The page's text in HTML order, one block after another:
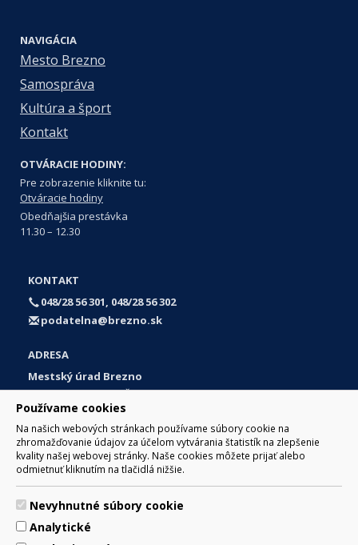
Používame cookies
Na našich webových stránkach používame súbory cookie na
zhromažďovanie údajov za účelom vytvárania štatistík na zlepšenie
kvality našej webovej stránky. Naše cookies môžete prijať alebo
odmietnuť kliknutím na tlačidlá nižšie.
Nevyhnutné súbory cookie
Analytické
NAVIGÁCIA
Mesto Brezno
Samospráva
Kultúra a šport
Kontakt
OTVÁRACIE HODINY:
Pre zobrazenie kliknite tu:
Otváracie hodiny
Obedňajšia prestávka
11.30 – 12.30
KONTAKT
048/28 56 301, 048/28 56 302
podatelna@brezno.sk
ADRESA
Mestský úrad Brezno
Námestie gen. M. R. Štefánika 1
977 01 Brezno
Slovakia (Slovak Republic)
© 2017 Mesto Brezno, Námestie gen. M. R. Štefánika 1, Brezno
977 01 Tel.: 048/28 56 301, 048/28 56 302 Email: